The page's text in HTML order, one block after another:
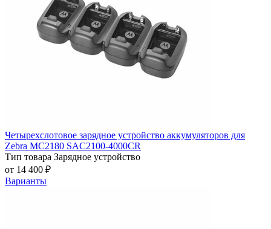
Четырехслотовое зарядное устройство аккумуляторов для
Zebra MC2180 SAC2100-4000CR
Тип товара Зарядное устройство
от 14 400 ₽
Варианты